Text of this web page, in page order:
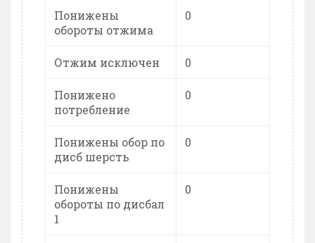
Понижены
обороты отжима
0
Отжим исключен 0
Понижено
потребление
0
Понижены обор по
дисб шерсть
0
Понижены
обороты по дисбал
1
0